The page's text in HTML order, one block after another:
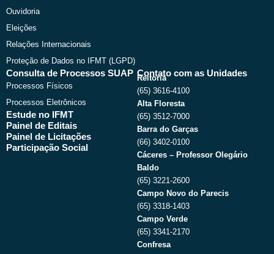
Ouvidoria
Eleições
Relações Internacionais
Proteção de Dados no IFMT (LGPD)
Consulta de Processos SUAP
Processos Físicos
Processos Eletrônicos
Estude no IFMT
Painel de Editais
Painel de Licitações
Participação Social
Contato com as Unidades
Reitoria
(65) 3616-4100
Alta Floresta
(65) 3512-7000
Barra do Garças
(66) 3402-0100
Cáceres – Professor Olegário
Baldo
(65) 3221-2600
Campo Novo do Parecis
(65) 3318-1403
Campo Verde
(65) 3341-2170
Confresa